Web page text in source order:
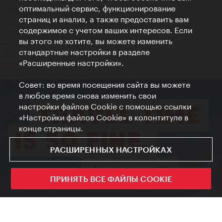
Credits
Положение о конфиденциальности
Terms of Use
Доступность
Контакты для прессы
Настройки файлов Cookie
оптимальный сервис, функционирование
страниц и анализ, а также предоставить вам
содержимое с учетом ваших интересов. Если
вы этого не хотите, вы можете изменить
стандартные настройки в разделе
«Расширенные настройки».
Совет: во время посещения сайта вы можете
в любое время снова изменить свои
настройки файлов Cookie с помощью ссылки
«Настройки файлов Cookie» в колонтитуле в
конце страницы.
РАСШИРЕННЫХ НАСТРОЙКАХ
ПРИНЯТЬ ВСЕ ФАЙЛЫ COOKIE